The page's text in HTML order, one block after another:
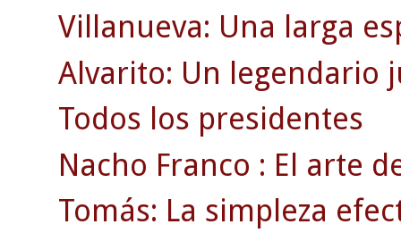
Villanueva: Una larga
Alvarito: Un legendario
Todos los presidentes
Nacho Franco : El arte
Tomás: La simpleza